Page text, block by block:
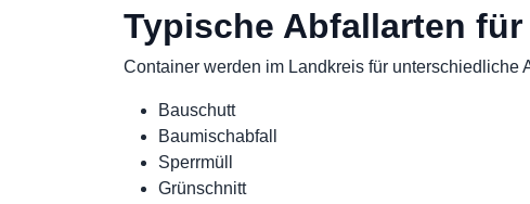
Typische Abfallarten
Container werden im Landkreis für
Bauschutt
Baumischabfall
Sperrmüll
Grünschnitt